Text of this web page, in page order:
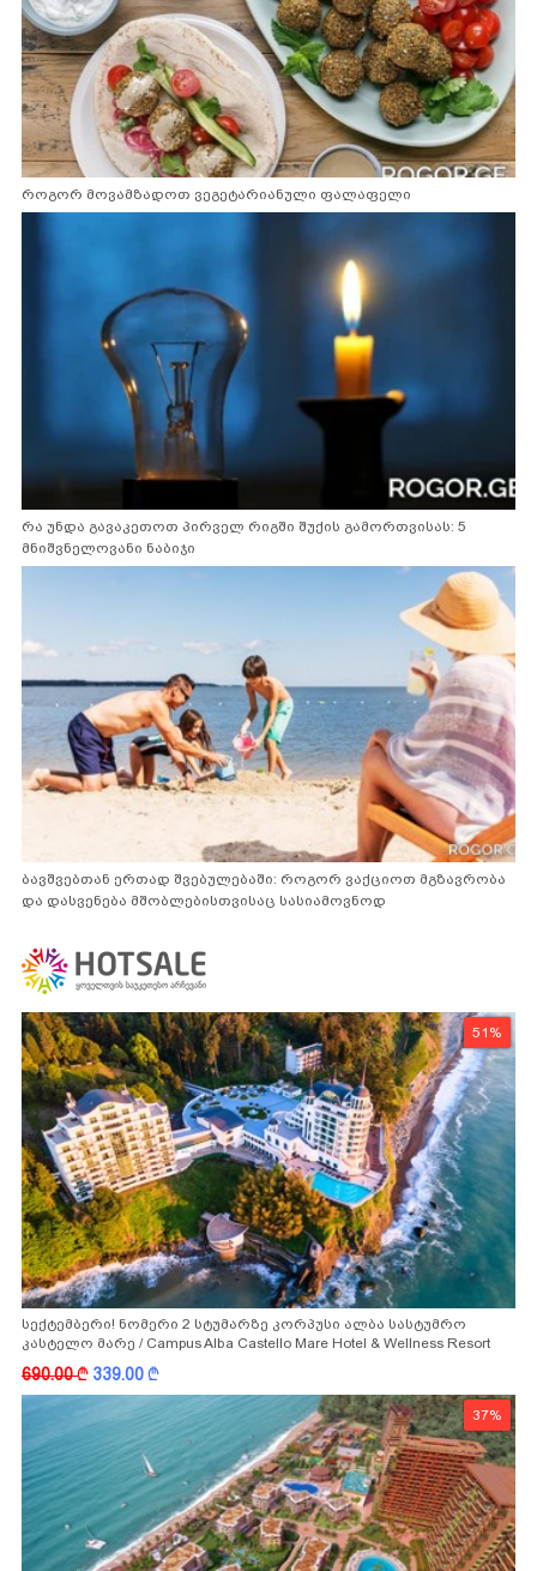
როგორ მოვამზადოთ ვეგეტარიანული ფალაფელი
რა უნდა გავაკეთოთ პირველ რიგში შუქის გამორთვისას: 5
მნიშვნელოვანი ნაბიჯი
ბავშვებთან ერთად შვებულებაში: როგორ ვაქციოთ მგზავრობა
და დასვენება მშობლებისთვისაც სასიამოვნოდ
51%
სექტემბერი! ნომერი 2 სტუმარზე კორპუსი ალბა სასტუმრო
კასტელო მარე / Campus Alba Castello Mare Hotel & Wellness Resort
-სგან!
690.00k 339.00k
37%